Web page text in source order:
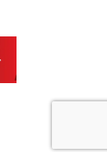
grup